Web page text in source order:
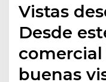
Vistas
Desde
buenas